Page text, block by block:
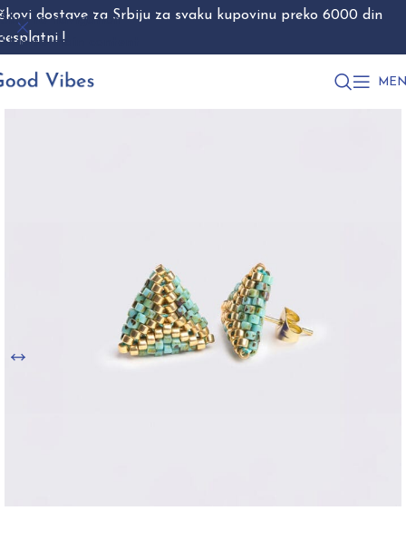
Skip to navigation
Skip to main content
dostave za Srbiju za svaku kupovinu preko 6000 din
!